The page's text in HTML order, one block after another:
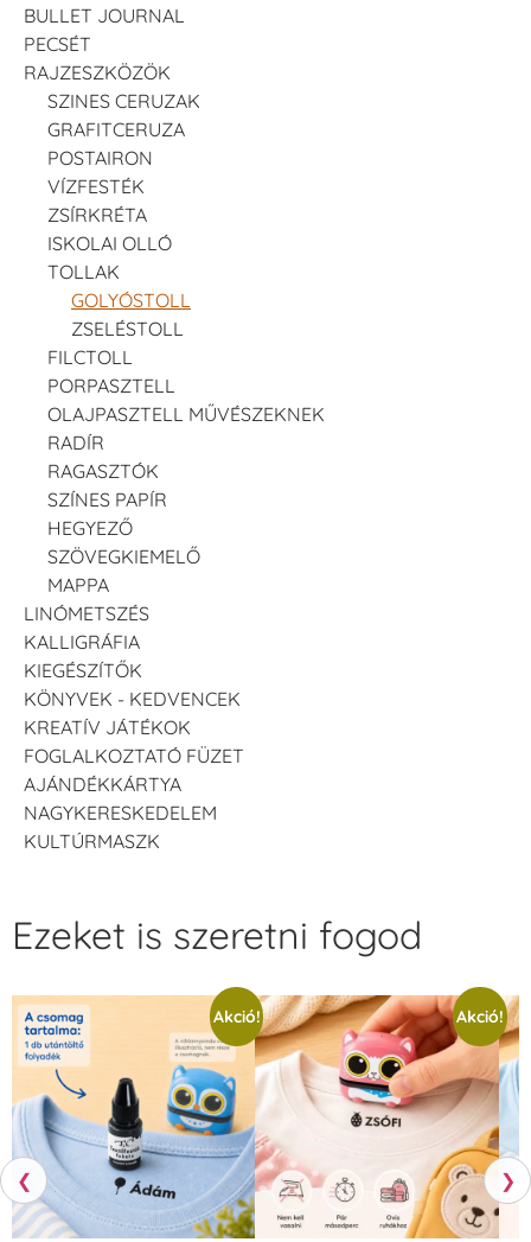
BULLET JOURNAL
PECSÉT
RAJZESZKÖZÖK
SZINES CERUZAK
GRAFITCERUZA
POSTAIRON
VÍZFESTÉK
ZSÍRKRÉTA
ISKOLAI OLLÓ
TOLLAK
GOLYÓSTOLL
ZSELÉSTOLL
FILCTOLL
PORPASZTELL
OLAJPASZTELL MŰVÉSZEKNEK
RADÍR
RAGASZTÓK
SZÍNES PAPÍR
HEGYEZŐ
SZÖVEGKIEMELŐ
MAPPA
LINÓMETSZÉS
KALLIGRÁFIA
KIEGÉSZÍTŐK
KÖNYVEK - KEDVENCEK
KREATÍV JÁTÉKOK
FOGLALKOZTATÓ FÜZET
AJÁNDÉKKÁRTYA
NAGYKERESKEDELEM
KULTÚRMASZK
❮
Ezeket is szeretni fogod
Akció! Akció!
❯